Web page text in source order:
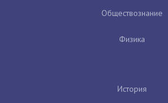
Обществознание
Физика
История